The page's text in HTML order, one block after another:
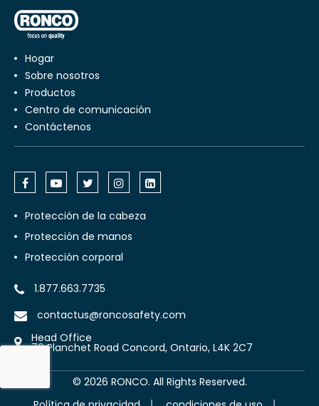
Hogar
Sobre nosotros
productos
centro de comunicación
Contáctenos
Protección de la cabeza
Protección de manos
Protección corporal
1.877.663.7735
contactus@roncosafety.com
Head Office
70 Planchet Road Concord, Ontario, L4K 2C7
© 2026 RONCO. All Rights Reserved.